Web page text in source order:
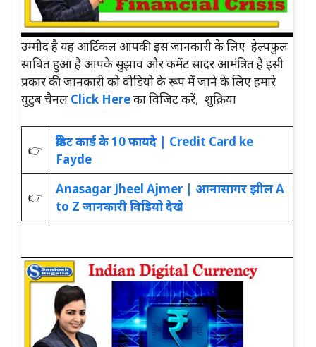
उम्मीद है यह आर्टिकल आपकी इस जानकारी के लिए हेल्पफुल
साबित हुआ है आपके सुझाव और कमेंट सादर आमंत्रित है इसी
प्रकार की जानकारी को वीडियो के रूप में जाने के लिए हमारे
युटुब चैनल Click Hereका विजिट करें, शुक्रिया
👉
क्रेडिट कार्ड के 10 फायदे | Credit Card ke
Fayde
👉
Anasagar Jheel Ajmer | आनासागर झील A
to Z जानकारीविडियो देखे